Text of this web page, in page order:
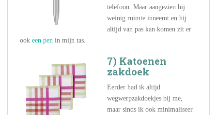
telefoon. Maar aangezien hij
weinig ruimte inneemt en hij
altijd van pas kan komen zit er
ook een pen in mijn tas.
7) Katoenen
zakdoek
Eerder had ik altijd
wegwerpzakdoekjes bij me,
maar sinds ik ook minimaliseer